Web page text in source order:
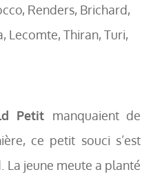
Renders, Brichard,
Lecomte, Thiran, Turi,
Petit manquaient de
ce petit souci s’est
La jeune meute a planté